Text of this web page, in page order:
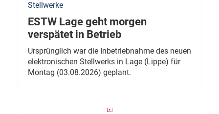
Stellwerke
ESTW Lage geht morgen
verspätet in Betrieb
Ursprünglich war die Inbetriebnahme des neuen
elektronischen Stellwerks in Lage (Lippe) für
Montag (03.08.2026) geplant.